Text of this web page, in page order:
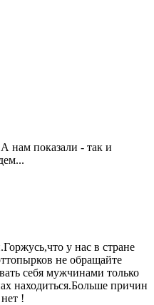
нам показали - так и
у нас в стране
не обращайте
себя мужчинами только
находиться.Больше причин
!